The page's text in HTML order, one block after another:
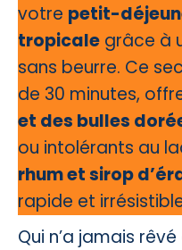
votre petit-
tropicale grâce à
sans beurre. Ce
de 30 minutes,
et des bulles
ou intolérants au
rhum et sirop
rapide et
Qui n’a jamais